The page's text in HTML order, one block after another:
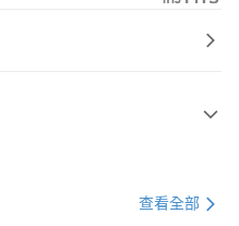
查看全部